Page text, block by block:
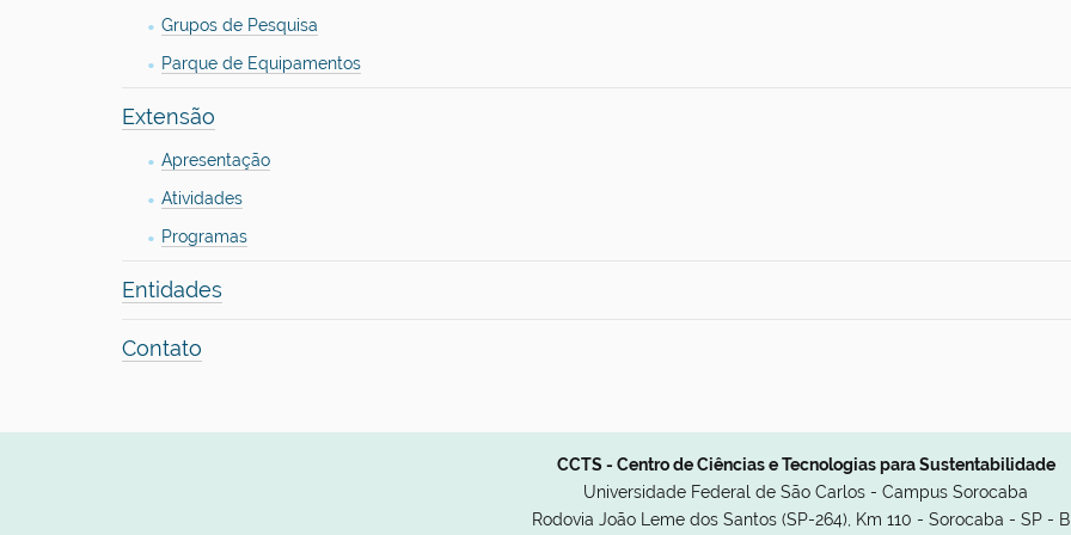
Grupos de Pesquisa
Parque de Equipamentos
Extensão
Apresentação
Atividades
Programas
Entidades
Contato
CCTS - Centro de Ciências e Tecnologias para Sustentabilidade
Universidade Federal de São Carlos - Campus Sorocaba
Rodovia João Leme dos Santos (SP-264), Km 110 - Sorocaba - SP -